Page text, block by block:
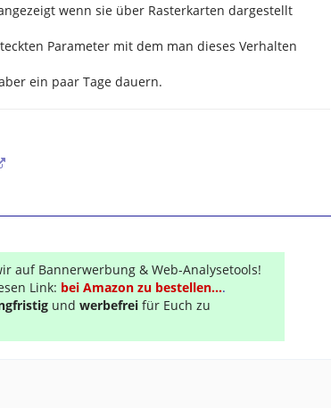
wenn sie über Rasterkarten dargestellt
Parameter mit dem man dieses Verhalten
ein paar Tage dauern.
auf Bannerwerbung & Web-Analysetools!
Link: bei Amazon zu bestellen....
und werbefrei für Euch zu